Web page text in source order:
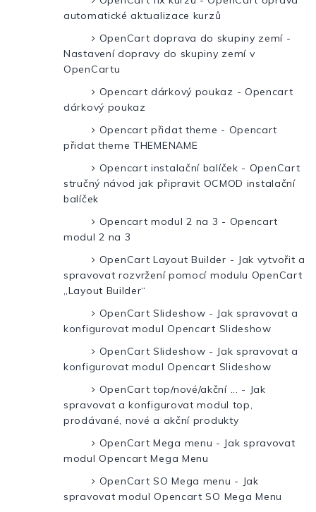
automatické aktualizace kurzů
OpenCart doprava do skupiny zemí -
Nastavení dopravy do skupiny zemí v
OpenCartu
Opencart dárkový poukaz - Opencart
dárkový poukaz
Opencart přidat theme - Opencart
přidat theme THEMENAME
Opencart instalační balíček - OpenCart
stručný návod jak připravit OCMOD instalační
balíček
Opencart modul 2 na 3 - Opencart
modul 2 na 3
OpenCart Layout Builder - Jak vytvořit a
spravovat rozvržení pomocí modulu OpenCart
„Layout Builder“
OpenCart Slideshow - Jak spravovat a
konfigurovat modul Opencart Slideshow
OpenCart Slideshow - Jak spravovat a
konfigurovat modul Opencart Slideshow
OpenCart top/nové/akční ... - Jak
spravovat a konfigurovat modul top,
prodávané, nové a akční produkty
OpenCart Mega menu - Jak spravovat
modul Opencart Mega Menu
OpenCart SO Mega menu - Jak
spravovat modul Opencart SO Mega Menu